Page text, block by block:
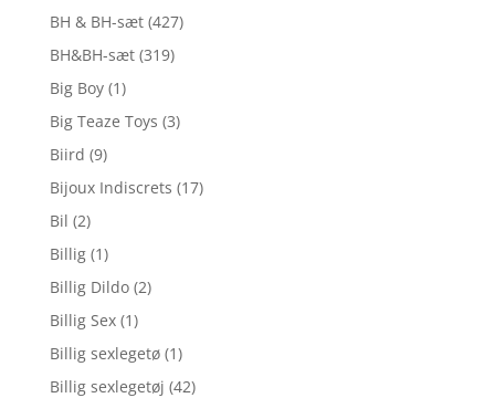
BH & BH-sæt (427)
BH&BH-sæt (319)
Big Boy (1)
Big Teaze Toys (3)
Biird (9)
Bijoux Indiscrets (17)
Bil (2)
Billig (1)
Billig Dildo (2)
Billig Sex (1)
Billig sexlegetø (1)
Billig sexlegetøj (42)